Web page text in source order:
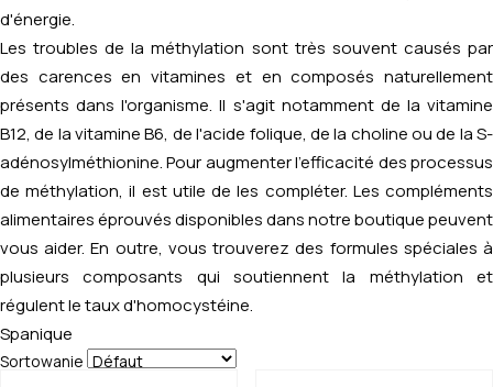
d'énergie.
Les troubles de la méthylation sont très souvent causés par
des carences en vitamines et en composés naturellement
présents dans l'organisme. Il s'agit notamment de la vitamine
B12, de la vitamine B6, de l'acide folique, de la choline ou de la S-
adénosylméthionine. Pour augmenter l'efficacité des processus
de méthylation, il est utile de les compléter. Les compléments
alimentaires éprouvés disponibles dans notre boutique peuvent
vous aider. En outre, vous trouverez des formules spéciales à
plusieurs composants qui soutiennent la méthylation et
régulent le taux d'homocystéine.
Spanique
Sortowanie